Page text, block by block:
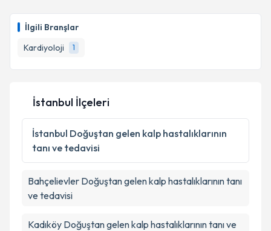
İlgili Branşlar
Kardiyoloji
1
E-posta Adresiniz
Kişisel verilerimin işlenmesine ilişkin
Metni'ni okudum ve kişisel verilerimin belirtilen
kapsamda işlenmesini kabul ediyorum.
Takvim Talebini Gönder
İstanbul İlçeleri
İstanbul Doğuştan gelen kalp hastalıklarının
tanı ve tedavisi
Bahçelievler Doğuştan gelen kalp hastalıklarının tanı
ve tedavisi
Kadıköy Doğuştan gelen kalp hastalıklarının tanı ve